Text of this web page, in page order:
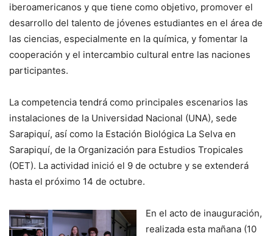
iberoamericanos y que tiene como objetivo, promover el
desarrollo del talento de jóvenes estudiantes en el área de
las ciencias, especialmente en la química, y fomentar la
cooperación y el intercambio cultural entre las naciones
participantes.
La competencia tendrá como principales escenarios las
instalaciones de la Universidad Nacional (UNA), sede
Sarapiquí, así como la Estación Biológica La Selva en
Sarapiquí, de la Organización para Estudios Tropicales
(OET). La actividad inició el 9 de octubre y se extenderá
hasta el próximo 14 de octubre.
En el acto de inauguración,
realizada esta mañana (10